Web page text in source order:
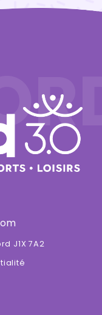
J1X 7A2